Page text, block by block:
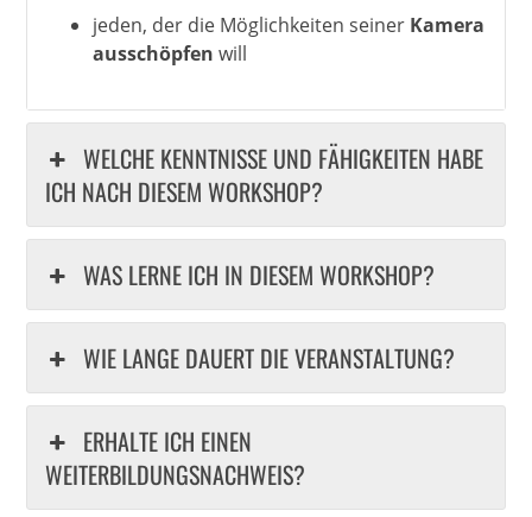
jeden, der die Möglichkeiten seiner Kamera
ausschöpfen will
WELCHE KENNTNISSE UND FÄHIGKEITEN HABE
ICH NACH DIESEM WORKSHOP?
WAS LERNE ICH IN DIESEM WORKSHOP?
WIE LANGE DAUERT DIE VERANSTALTUNG?
ERHALTE ICH EINEN
WEITERBILDUNGSNACHWEIS?